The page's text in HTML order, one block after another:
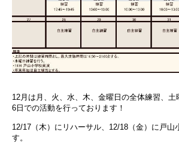
12月は月、火、水、木、金曜日の全体練習、
6日での活動を行っております！
12/17（木）にリハーサル、12/18（金）に戸山
す。